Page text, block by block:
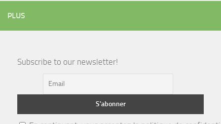
PLUS
Subscribe to our newsletter!